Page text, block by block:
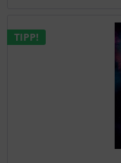
TIPP!